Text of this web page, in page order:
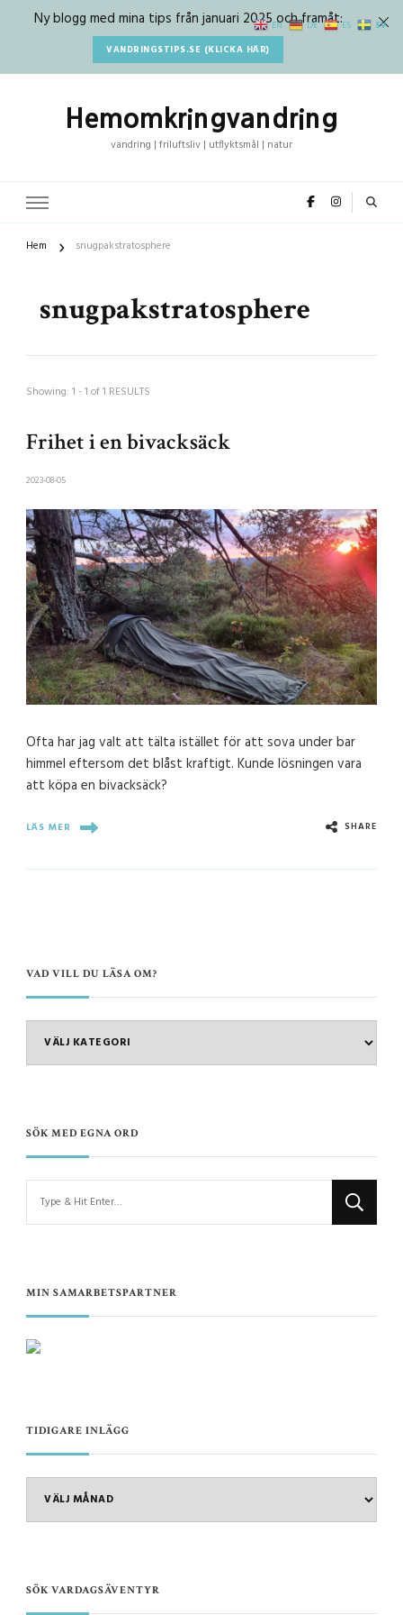
Ny blogg med mina tips från januari 2025 och framåt:
VANDRINGSTIPS.SE (KLICKA HÄR)
Hemomkringvandring
vandring | friluftsliv | utflyktsmål | natur
Hem snugpakstratosphere
snugpakstratosphere
Showing: 1 - 1 of 1 RESULTS
Frihet i en bivacksäck
2023-08-05
Ofta har jag valt att tälta istället för att sova under bar
himmel eftersom det blåst kraftigt. Kunde lösningen vara
att köpa en bivacksäck?
LÄS MER SHARE
VAD VILL DU LÄSA OM?
OM?
SÖK MED EGNA ORD
MIN SAMARBETSPARTNER
TIDIGARE INLÄGG
SÖK VARDAGSÄVENTYR
EN DE ES SV